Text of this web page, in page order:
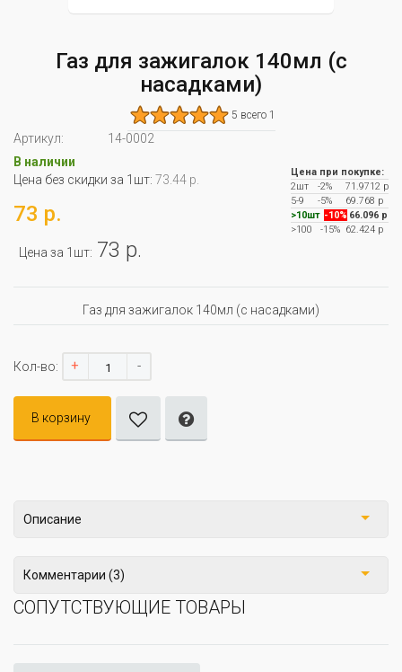
Газ для зажигалок 140мл (с
насадками)
5 всего 1
Артикул:
14-0002
В наличии
Цена без скидки за 1шт: 73.44 р.
73 р.
Цена за 1шт: 73 р.
Цена при покупке:
2шт
-2%
71.9712 р
5-9
-5%
69.768 р
>10шт -10% 66.096 р
>100
-15% 62.424 р
Газ для зажигалок 140мл (с насадками)
Кол-во: + -
В корзину
Описание
Комментарии (3)
СОПУТСТВУЮЩИЕ ТОВАРЫ